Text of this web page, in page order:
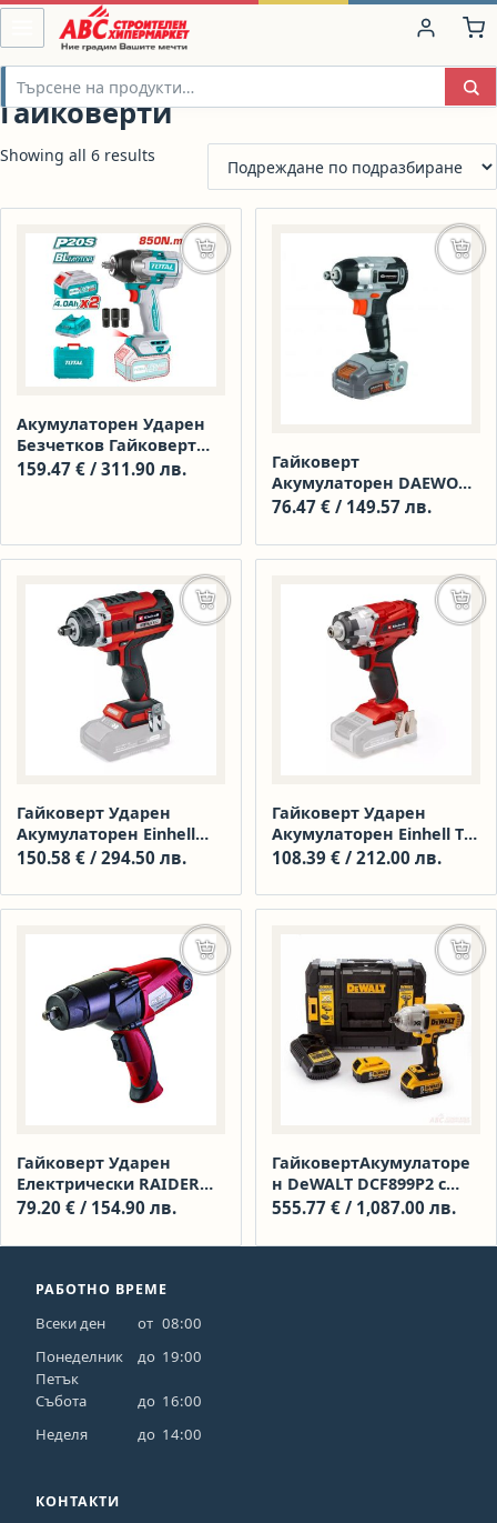
Гайковерти
Showing all 6 results
Акумулаторен Ударен
Безчетков Гайковерт
TOTAL INDUSTRIAL
159.47 € / 311.90 лв.
Още
Гайковерт
Акумулаторен DAEWOO
DALIW18-1B
76.47 € / 149.57 лв.
Гайковерт Ударен
Акумулаторен Einhell
IMPAXXO 18/400
150.58 € / 294.50 лв.
Още
Гайковерт Ударен
Акумулаторен Einhell TE-
CI 18/1 Li-Solo
108.39 € / 212.00 лв.
Още
Гайковерт Ударен
Електрически RAIDER
RD-EIW04
79.20 € / 154.90 лв.
Добавяне в количката
ГайковертАкумулаторе
н DeWALT DCF899P2 с
безчетков двигател с 2
555.77 € / 1,087.00 лв.
Още
РАБОТНО ВРЕМЕ
Всеки ден от 08:00
Понеделник
до 19:00
Петък
Събота
до 16:00
Неделя
до 14:00
КОНТАКТИ